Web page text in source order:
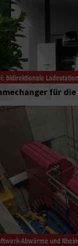
bidirektionale Ladestation
für
Abwärme und